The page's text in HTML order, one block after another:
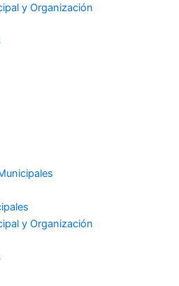
y Organización
y Organización